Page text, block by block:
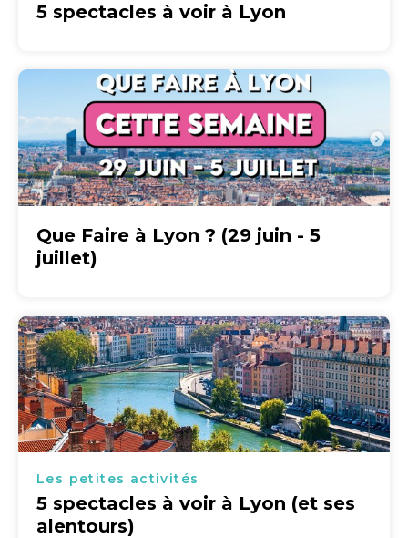
5 spectacles à voir à Lyon
Que Faire à Lyon ? (29 juin - 5
juillet)
Les petites activités
5 spectacles à voir à Lyon (et ses
alentours)